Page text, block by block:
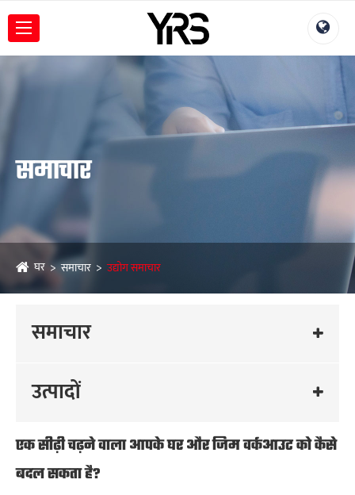
समाचार
घर समाचार उद्योग समाचार
समाचार
उत्पादों
एक सीढ़ी चढ़ने वाला आपके घर और जिम वर्कआउट को कैसे
बदल सकता है?